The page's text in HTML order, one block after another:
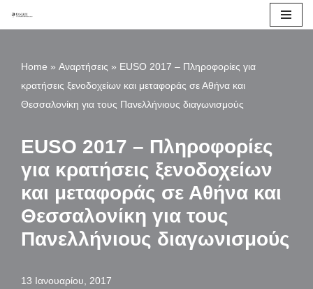
Home » Αναρτήσεις » EUSO 2017 – Πληροφορίες για
κρατήσεις ξενοδοχείων και μεταφοράς σε Αθήνα και
Θεσσαλονίκη για τους Πανελλήνιους διαγωνισμούς
EUSO 2017 – Πληροφορίες
για κρατήσεις ξενοδοχείων
και μεταφοράς σε Αθήνα και
Θεσσαλονίκη για τους
Πανελλήνιους διαγωνισμούς
13 Ιανουαρίου, 2017